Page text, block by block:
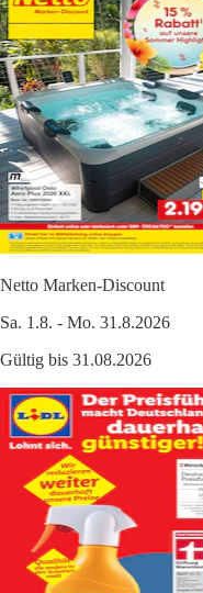
Netto Marken-Discount
Sa. 1.8. - Mo. 31.8.2026
Gültig bis 31.08.2026